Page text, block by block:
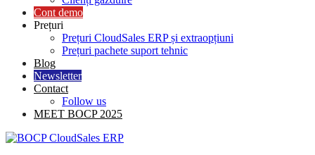
Cont demo
Prețuri
Prețuri CloudSales ERP și extraopțiuni
Prețuri pachete suport tehnic
Blog
Newsletter
Contact
Follow us
MEET BOCP 2025